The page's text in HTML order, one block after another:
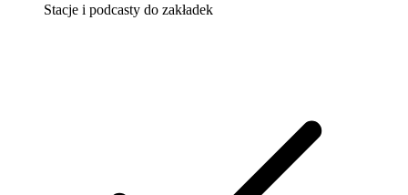
Stacje i podcasty do zakładek